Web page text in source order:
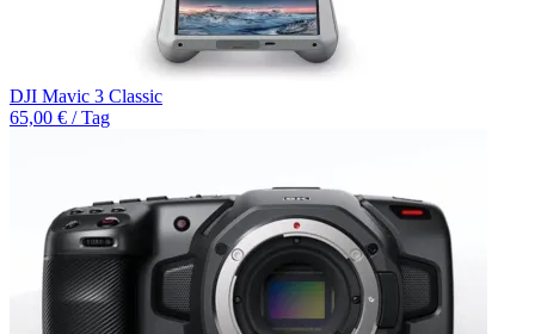
DJI Mavic 3 Classic
65,00 € / Tag